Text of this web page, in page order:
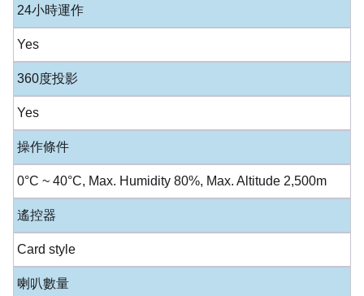
24小時運作
Yes
360度投影
Yes
操作條件
0°C ~ 40°C, Max. Humidity 80%, Max. Altitude 2,500m
遙控器
Card style
喇叭數量